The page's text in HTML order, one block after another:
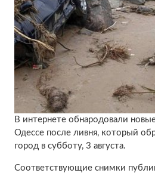
В интернете обнародовали
Одессе после ливня, который
город в субботу, 3 августа.
Соответствующие снимки